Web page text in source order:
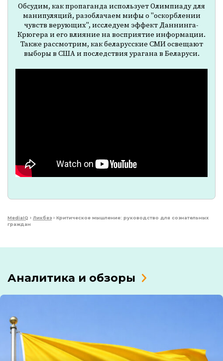
Обсудим, как пропаганда использует Олимпиаду для
манипуляций, разоблачаем мифы о "оскорблении
чувств верующих", исследуем эффект Даннинга-
Крюгера и его влияние на восприятие информации.
Также рассмотрим, как беларусские СМИ освещают
выборы в США и последствия урагана в Беларуси.
MediaIQ › Ликбез › Критическое мышление: руководство для сознательных
граждан
Аналитика и обзоры